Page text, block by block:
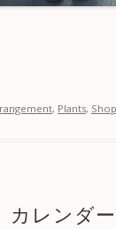
, Plants, Shop
レンダー